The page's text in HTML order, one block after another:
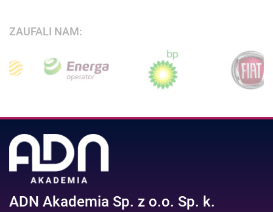
ZAUFALI NAM:
ADN Akademia Sp. z o.o. Sp. k.